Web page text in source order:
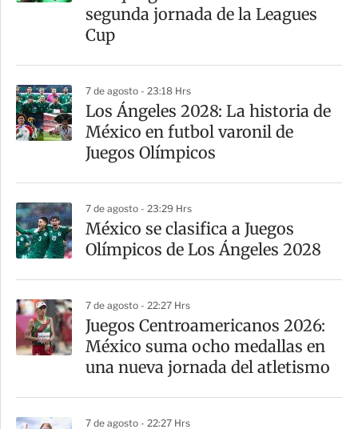
t
segunda jornada de la Leagues
Cup
7 de agosto - 23:18 Hrs
Los Ángeles 2028: La historia de
México en futbol varonil de
Juegos Olímpicos
7 de agosto - 23:29 Hrs
México se clasifica a Juegos
Olímpicos de Los Ángeles 2028
7 de agosto - 22:27 Hrs
Juegos Centroamericanos 2026:
México suma ocho medallas en
una nueva jornada del atletismo
7 de agosto - 22:27 Hrs